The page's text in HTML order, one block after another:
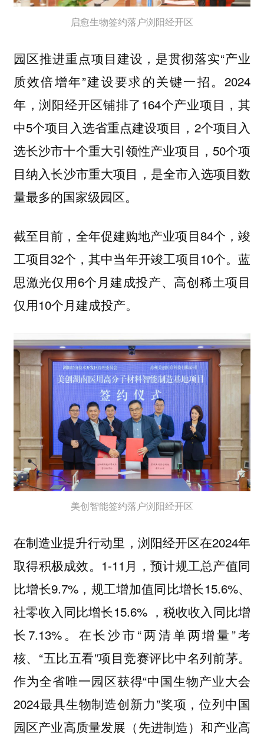
启愈生物签约落户浏阳经开区
园区推进重点项目建设，是贯彻落实“产业
质效倍增年”建设要求的关键一招。2024
年，浏阳经开区铺排了164个产业项目，其
中5个项目入选省重点建设项目，2个项目入
选长沙市十个重大引领性产业项目，50个项
目纳入长沙市重大项目，是全市入选项目数
量最多的国家级园区。
截至目前，全年促建购地产业项目84个，竣
工项目32个，其中当年开竣工项目10个。蓝
思激光仅用6个月建成投产、高创稀土项目
仅用10个月建成投产。
美创智能签约落户浏阳经开区
在制造业提升行动里，浏阳经开区在2024年
取得积极成效。1-11月，预计规工总产值同
比增长9.7%，规工增加值同比增长15.6%、
社零收入同比增长15.6% ，税收收入同比增
长7.13%。在长沙市“两清单两增量”考
核、“五比五看”项目竞赛评比中名列前茅。
作为全省唯一园区获得“中国生物产业大会
2024最具生物制造创新力”奖项，位列中国
园区产业高质量发展（先进制造）和产业高